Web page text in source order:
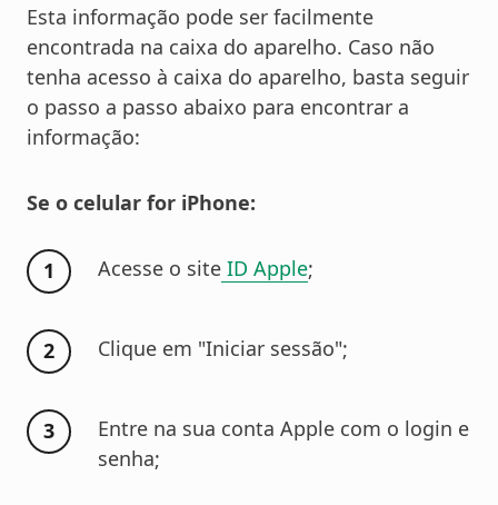
Esta informação pode ser facilmente
encontrada na caixa do aparelho. Caso não
tenha acesso à caixa do aparelho, basta seguir
o passo a passo abaixo para encontrar a
informação:
Se o celular for iPhone:
Acesse o site ID Apple;
Clique em "Iniciar sessão";
Entre na sua conta Apple com o login e
senha;